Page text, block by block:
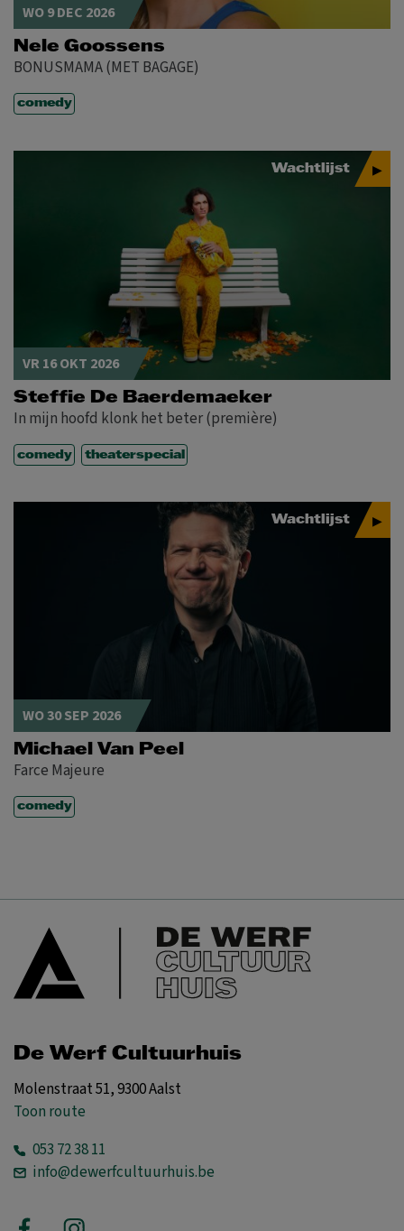
WO 9 DEC 2026
Nele Goossens
BONUSMAMA (MET BAGAGE)
comedy
Wachtlijst
VR 16 OKT 2026
Steffie De Baerdemaeker
In mijn hoofd klonk het beter (première)
comedy theaterspecial
Wachtlijst
WO 30 SEP 2026
Michael Van Peel
Farce Majeure
comedy
De Werf Cultuurhuis
Molenstraat 51, 9300 Aalst
Toon route
053 72 38 11
info@dewerfcultuurhuis.be